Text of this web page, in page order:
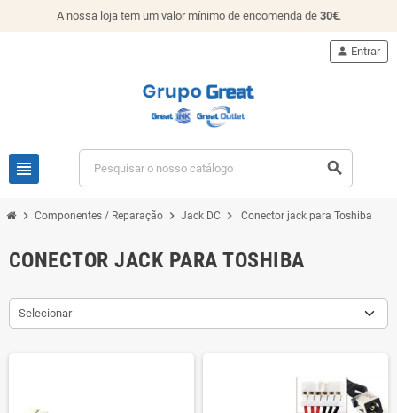
A nossa loja tem um valor mínimo de encomenda de 30€.
view_headline search
person Entrar
chevron_right Componentes / Reparação chevron_right Jack DC chevron_right Conector jack para Toshiba
CONECTOR JACK PARA TOSHIBA
Selecionar